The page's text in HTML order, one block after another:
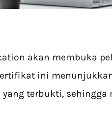
akan membuka
ini
terbukti,